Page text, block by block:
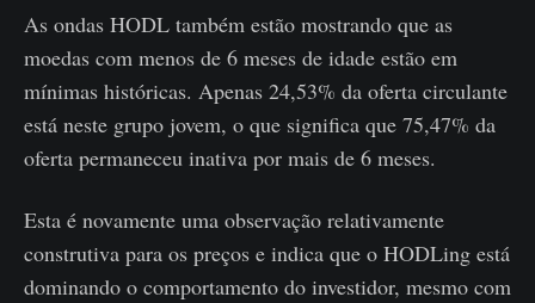
As ondas HODL também estão mostrando que as
moedas com menos de 6 meses de idade estão em
mínimas históricas. Apenas 24,53% da oferta circulante
está neste grupo jovem, o que significa que 75,47% da
oferta permaneceu inativa por mais de 6 meses.
Esta é novamente uma observação relativamente
construtiva para os preços e indica que o HODLing está
dominando o comportamento do investidor, mesmo com